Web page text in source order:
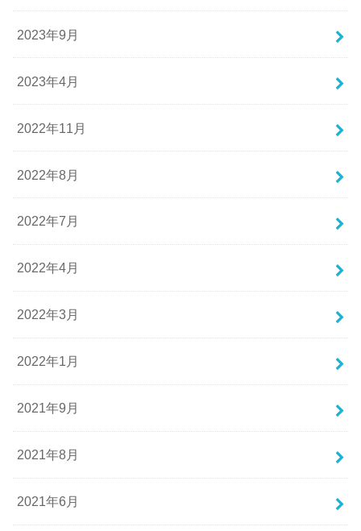
2023年9月
2023年4月
2022年11月
2022年8月
2022年7月
2022年4月
2022年3月
2022年1月
2021年9月
2021年8月
2021年6月